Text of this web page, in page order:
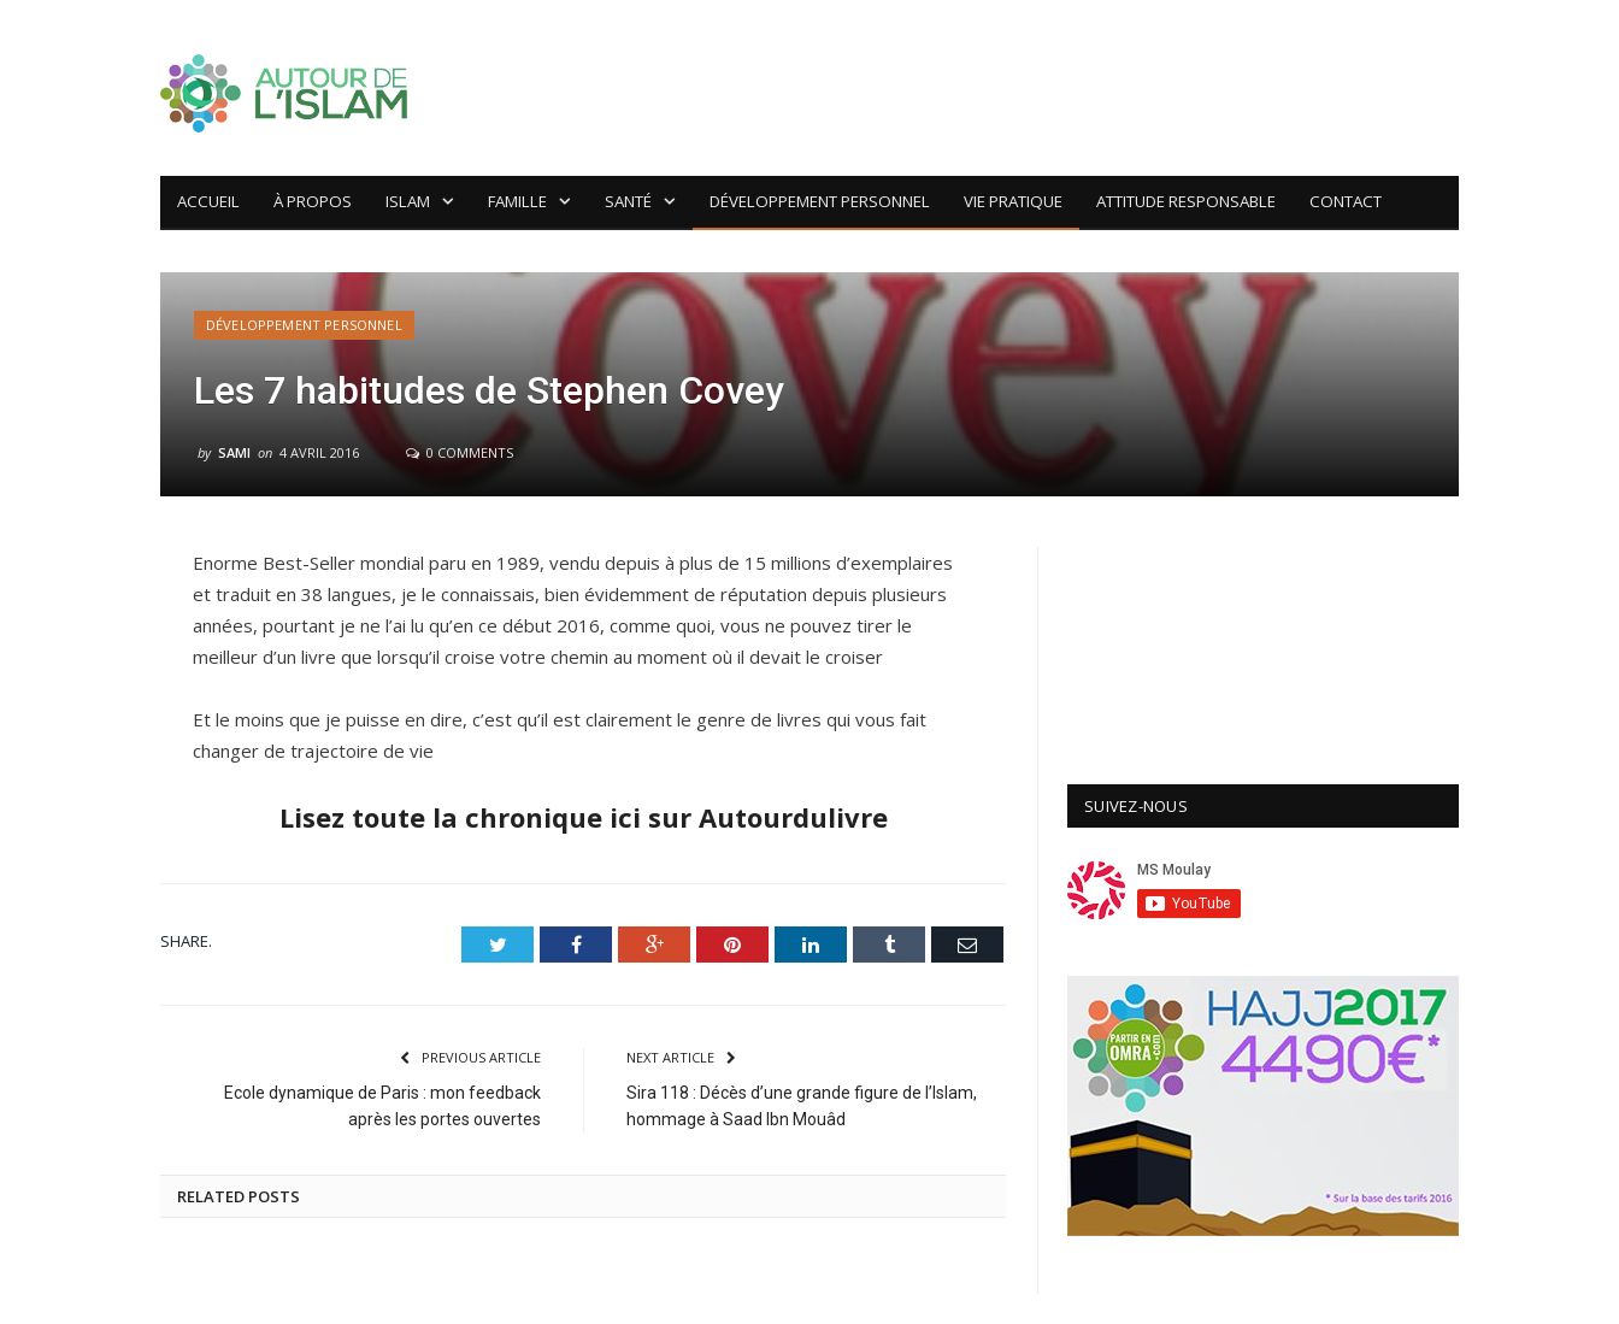
ACCUEIL À PROPOS ISLAM FAMILLE SANTÉ DÉVELOPPEMENT PERSONNEL VIE PRATIQUE ATTITUDE RESPONSABLE CONTACT
DÉVELOPPEMENT PERSONNEL
Les 7 habitudes de Stephen Covey
by SAMI on 4 AVRIL 2016 0 COMMENTS
Enorme Best-Seller mondial paru en 1989, vendu depuis à plus de 15 millions d’exemplaires
et traduit en 38 langues, je le connaissais, bien évidemment de réputation depuis plusieurs
années, pourtant je ne l’ai lu qu’en ce début 2016, comme quoi, vous ne pouvez tirer le
meilleur d’un livre que lorsqu’il croise votre chemin au moment où il devait le croiser
Et le moins que je puisse en dire, c’est qu’il est clairement le genre de livres qui vous fait
changer de trajectoire de vie
Lisez toute la chronique ici sur Autourdulivre
SHARE. Twitter Facebook Google+ Pinterest LinkedIn Tumblr Email
PREVIOUS ARTICLE
Ecole dynamique de Paris : mon feedback
après les portes ouvertes
NEXT ARTICLE
Sira 118 : Décès d’une grande figure de l’Islam,
hommage à Saad Ibn Mouâd
RELATED POSTS
SUIVEZ-NOUS